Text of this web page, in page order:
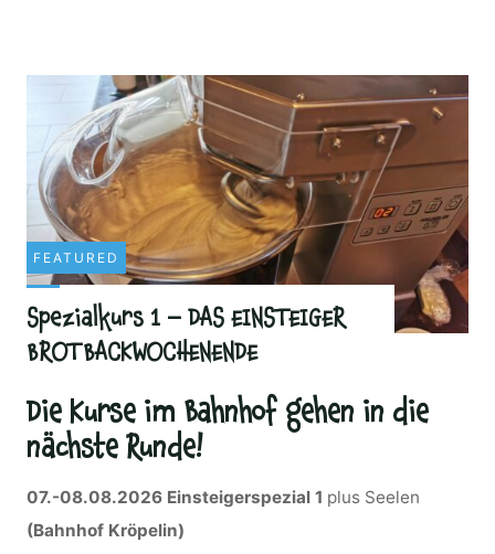
FEATURED
Spezialkurs 1 – DAS EINSTEIGER
BROTBACKWOCHENENDE
Die Kurse im Bahnhof gehen in die
nächste Runde!
07.-08.08.2026 Einsteigerspezial 1 plus Seelen
(Bahnhof Kröpelin)